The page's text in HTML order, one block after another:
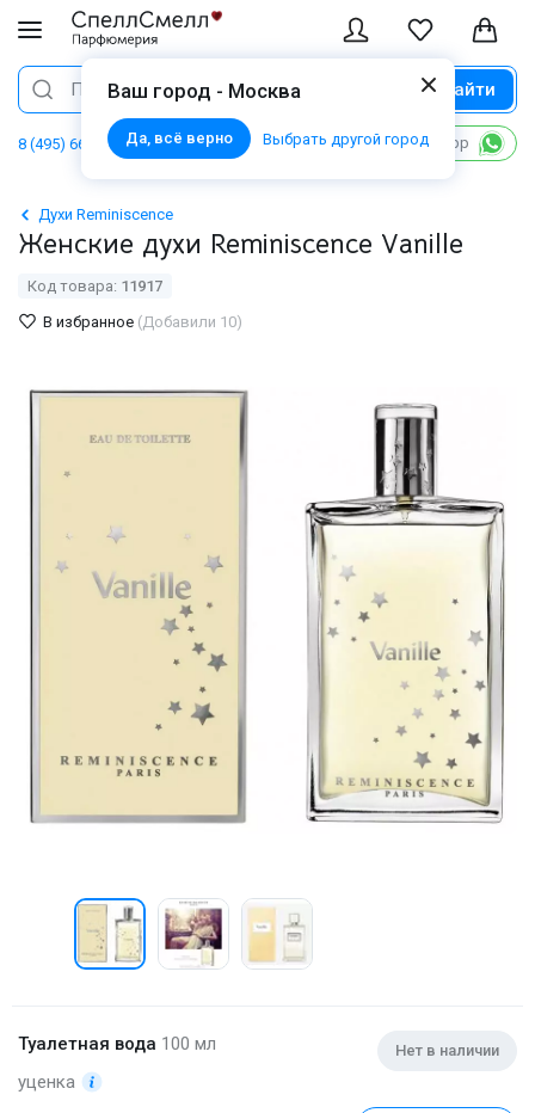
Ваш город - Москва
Да, всё верно Выбрать другой город
Поиск Найти
8 (495) 668 06 02 Написать в WhatsApp
Духи Reminiscence
Женские духи Reminiscence Vanille
Код товара: 11917
В избранное (Добавили 10)
Туалетная вода 100 мл
уценка
Нет в наличии